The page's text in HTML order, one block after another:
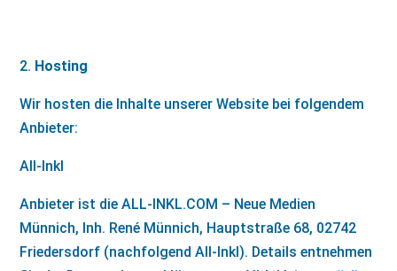
Hosting
Wir hosten die Inhalte unserer Website bei folgendem
Anbieter:
All-Inkl
Anbieter ist die ALL-INKL.COM – Neue Medien
Münnich, Inh. René Münnich, Hauptstraße 68, 02742
Friedersdorf (nachfolgend All-Inkl). Details entnehmen